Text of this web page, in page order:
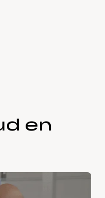
en